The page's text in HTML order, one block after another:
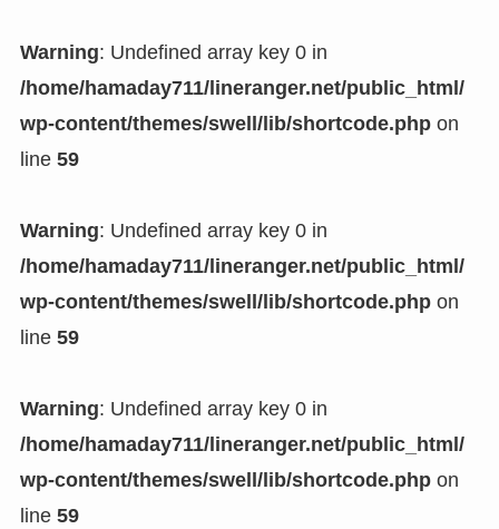
Warning: Undefined array key 0 in
/home/hamaday711/lineranger.net/public_html/
wp-content/themes/swell/lib/shortcode.phpon
line 59
Warning: Undefined array key 0 in
/home/hamaday711/lineranger.net/public_html/
wp-content/themes/swell/lib/shortcode.phpon
line 59
Warning: Undefined array key 0 in
/home/hamaday711/lineranger.net/public_html/
wp-content/themes/swell/lib/shortcode.phpon
line 59